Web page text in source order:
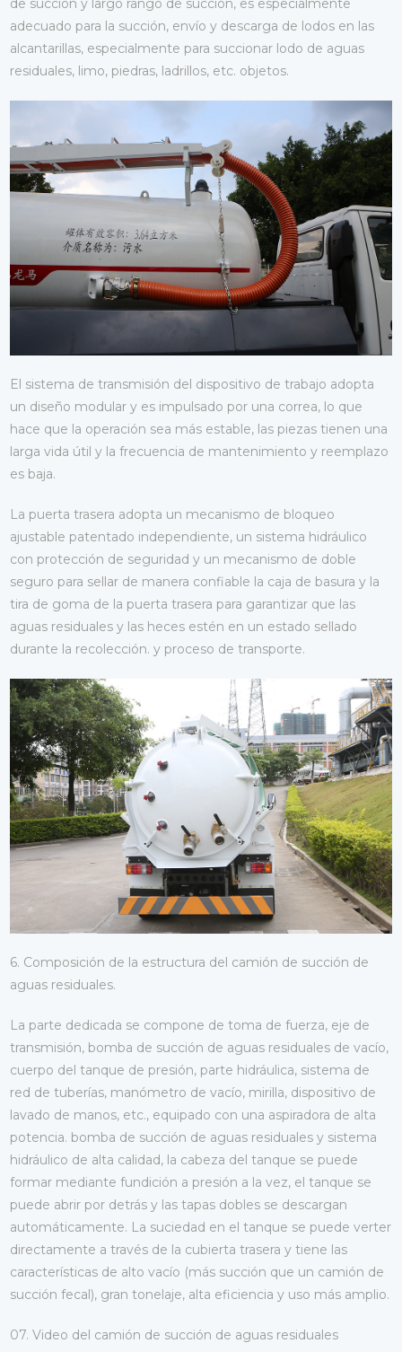
de succión y largo rango de succión, es especialmente
adecuado para la succión, envío y descarga de lodos en las
alcantarillas, especialmente para succionar lodo de aguas
residuales, limo, piedras, ladrillos, etc. objetos.
El sistema de transmisión del dispositivo de trabajo adopta
un diseño modular y es impulsado por una correa, lo que
hace que la operación sea más estable, las piezas tienen una
larga vida útil y la frecuencia de mantenimiento y reemplazo
es baja.
La puerta trasera adopta un mecanismo de bloqueo
ajustable patentado independiente, un sistema hidráulico
con protección de seguridad y un mecanismo de doble
seguro para sellar de manera confiable la caja de basura y la
tira de goma de la puerta trasera para garantizar que las
aguas residuales y las heces estén en un estado sellado
durante la recolección. y proceso de transporte.
6. Composición de la estructura del camión de succión de
aguas residuales.
La parte dedicada se compone de toma de fuerza, eje de
transmisión, bomba de succión de aguas residuales de vacío,
cuerpo del tanque de presión, parte hidráulica, sistema de
red de tuberías, manómetro de vacío, mirilla, dispositivo de
lavado de manos, etc., equipado con una aspiradora de alta
potencia. bomba de succión de aguas residuales y sistema
hidráulico de alta calidad, la cabeza del tanque se puede
formar mediante fundición a presión a la vez, el tanque se
puede abrir por detrás y las tapas dobles se descargan
automáticamente. La suciedad en el tanque se puede verter
directamente a través de la cubierta trasera y tiene las
características de alto vacío (más succión que un camión de
succión fecal), gran tonelaje, alta eficiencia y uso más amplio.
07. Video del camión de succión de aguas residuales